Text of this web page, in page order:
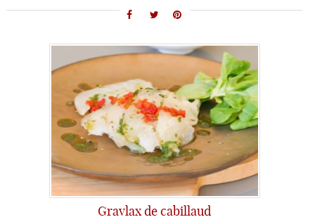
Gravlax de cabillaud